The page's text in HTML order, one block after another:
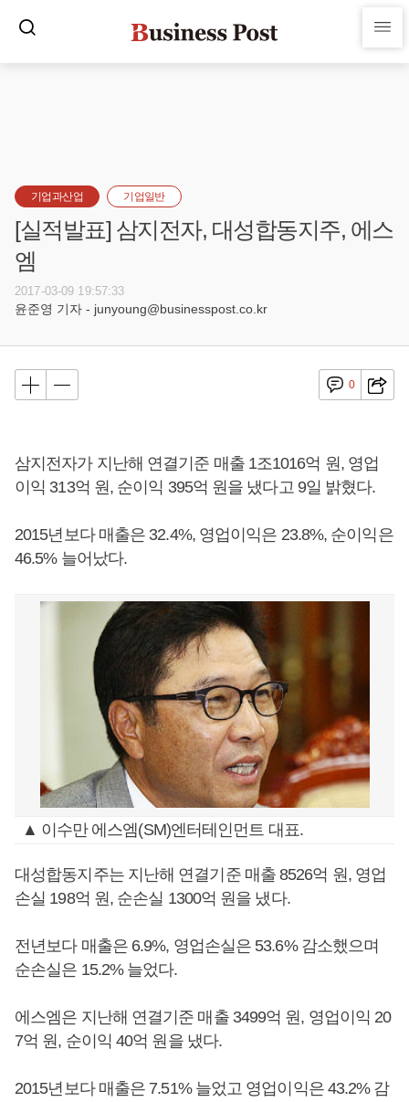
기업과산업 기업일반
[실적발표] 삼지전자, 대성합동지주, 에스
엠
2017-03-09 19:57:33
윤준영 기자 - junyoung@businesspost.co.kr
0
삼지전자가 지난해 연결기준 매출 1조1016억 원, 영업
이익 313억 원, 순이익 395억 원을 냈다고 9일 밝혔다.
2015년보다 매출은 32.4%, 영업이익은 23.8%, 순이익은
46.5% 늘어났다.
▲ 이수만 에스엠(SM)엔터테인먼트 대표.
대성합동지주는 지난해 연결기준 매출 8526억 원, 영업
손실 198억 원, 순손실 1300억 원을 냈다.
전년보다 매출은 6.9%, 영업손실은 53.6% 감소했으며
순손실은 15.2% 늘었다.
에스엠은 지난해 연결기준 매출 3499억 원, 영업이익 20
7억 원, 순이익 40억 원을 냈다.
2015년보다 매출은 7.51% 늘었고 영업이익은 43.2% 감